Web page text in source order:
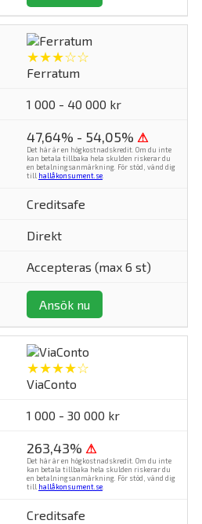
★★★☆☆
Ferratum
1 000 - 40 000 kr
47,64% - 54,05% ⚠
Det här är en högkostnadskredit. Om du inte
kan betala tillbaka hela skulden riskerar du
en betalningsanmärkning. För stöd, vänd dig
till hallåkonsument.se
Creditsafe
Direkt
Accepteras (max 6 st)
Ansök nu
★★★★☆
ViaConto
1 000 - 30 000 kr
263,43% ⚠
Det här är en högkostnadskredit. Om du inte
kan betala tillbaka hela skulden riskerar du
en betalningsanmärkning. För stöd, vänd dig
till hallåkonsument.se
Creditsafe